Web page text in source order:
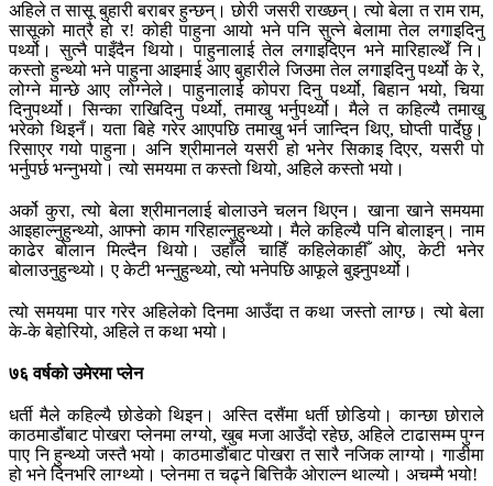
अहिले त सासू बुहारी बराबर हुन्छन्। छोरी जसरी राख्छन्। त्यो बेला त राम राम,
सासूको मात्रै हो र! कोही पाहुना आयो भने पनि सुत्ने बेलामा तेल लगाइदिनु
पर्थ्यो। सुत्नै पाइँदैन थियो। पाहुनालाई तेल लगाइदिएन भने मारिहाल्थेँ नि।
कस्तो हुन्थ्यो भने पाहुना आइमाई आए बुहारीले जिउमा तेल लगाइदिनु पर्थ्यो के रे,
लोग्ने मान्छे आए लोग्नेले। पाहुनालाई कोपरा दिनु पर्थ्यो, बिहान भयो, चिया
दिनुपर्थ्यो। सिन्का राखिदिनु पर्थ्यो, तमाखु भर्नुपर्थ्यो। मैले त कहिल्यै तमाखु
भरेको थिइनँ। यता बिहे गरेर आएपछि तमाखु भर्न जान्दिन थिए, घोप्ती पार्देछु।
रिसाएर गयो पाहुना। अनि श्रीमानले यसरी हो भनेर सिकाइ दिएर, यसरी पो
भर्नुपर्छ भन्नुभयो। त्यो समयमा त कस्तो थियो, अहिले कस्तो भयो।
अर्को कुरा, त्यो बेला श्रीमानलाई बोलाउने चलन थिएन। खाना खाने समयमा
आइहाल्नुहुन्थ्यो, आफ्नो काम गरिहाल्नुहुन्थ्यो। मैले कहिल्यै पनि बोलाइन्। नाम
काढेर बोलान मिल्दैन थियो। उहाँले चाहिँ कहिलेकाहीँ ओए, केटी भनेर
बोलाउनुहुन्थ्यो। ए केटी भन्नुहुन्थ्यो, त्यो भनेपछि आफूले बुझ्नुपर्थ्यो।
त्यो समयमा पार गरेर अहिलेको दिनमा आउँदा त कथा जस्तो लाग्छ। त्यो बेला
के-के बेहोरियो, अहिले त कथा भयो।
७६ वर्षको उमेरमा प्लेन
धर्ती मैले कहिल्यै छोडेको थिइन। अस्ति दसैंमा धर्ती छोडियो। कान्छा छोराले
काठमाडौंबाट पोखरा प्लेनमा लग्यो, खुब मजा आउँदो रहेछ, अहिले टाढासम्म पुग्न
पाए नि हुन्थ्यो जस्तै भयो। काठमाडौंबाट पोखरा त सारै नजिक लाग्यो। गाडीमा
हो भने दिनभरि लाग्थ्यो। प्लेनमा त चढ्ने बित्तिकै ओराल्न थाल्यो। अचम्मै भयो!